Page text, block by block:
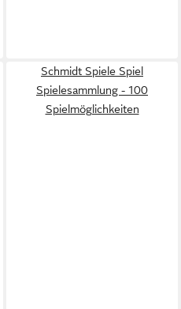
Schmidt Spiele Spiel
Spielesammlung - 100
Spielmöglichkeiten